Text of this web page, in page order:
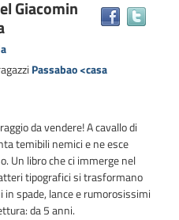
Giacomin
Passabao <casa
da vendere! A cavallo di
temibili nemici e ne esce
Un libro che ci immerge nel
tipografici si trasformano
in spade, lance e rumorosissimi
da 5 anni.